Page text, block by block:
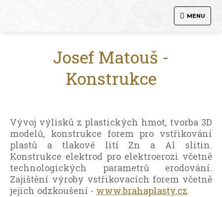
MENU
Josef Matouš -
Konstrukce
Vývoj výlisků z plastických hmot, tvorba 3D
modelů, konstrukce forem pro vstřikování
plastů a tlakové lití Zn a Al slitin.
Konstrukce elektrod pro elektroerozi včetně
technologických parametrů erodování.
Zajištění výroby vstřikovacích forem včetně
jejich odzkoušení - www.brahaplasty.cz.